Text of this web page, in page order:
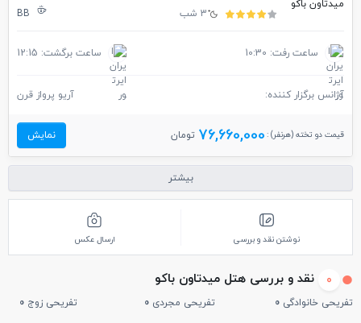
3 شب BB
ساعت رفت: 10:30 ساعت برگشت: 12:15
آژانس برگزار کننده: آریو پرواز قرن
قیمت دو تخته (هرنفر) : 76,660,000 تومان نمایش
بیشتر
نوشتن نقد و بررسی ارسال عکس
0 نقد و بررسی هتل میدتاون باکو
تفریحی خانوادگی 0 تفریحی مجردی 0 تفریحی زوج 0